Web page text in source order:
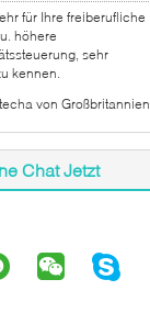
für Ihre freiberufliche
höhere
sehr
kennen.
von Großbritannien
Chat Jetzt